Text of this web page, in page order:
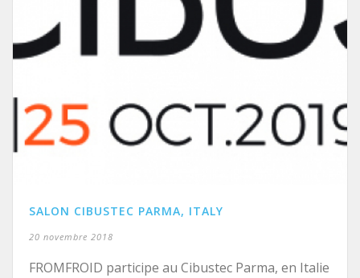
SALON CIBUSTEC PARMA, ITALY
20 novembre 2018
FROMFROID participe au Cibustec Parma, en Italie